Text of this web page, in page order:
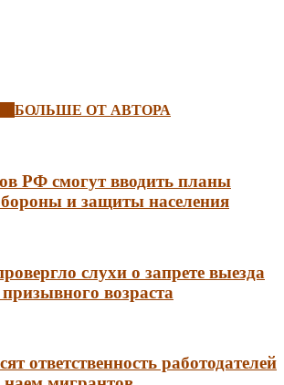
БОЛЬШЕ ОТ АВТОРА
РФ смогут вводить планы
и защиты населения
слухи о запрете выезда
возраста
ответственность работодателей